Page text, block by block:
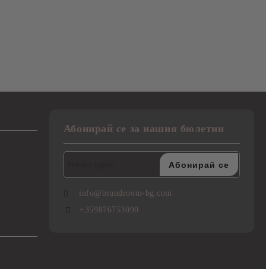
Абонирай се за нашия бюлетин
info@brandroom-bg.com
+359876753090